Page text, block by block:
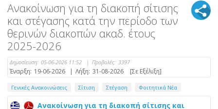
Ανακοίνωση για τη διακοπή σίτισης
και στέγασης κατά την περίοδο των
θερινών διακοπών ακαδ. έτους
2025-2026
Δημοσίευση: 05-06-2026 11:52 | Προβολές: 3397
Έναρξη: 19-06-2026 | Λήξη: 31-08-2026 [Σε Εξέλιξη]
Γενικές Ανακοινώσεις Σίτιση Στέγαση Φοιτητικά Νέα
Ανακοίνωση για τη διακοπή σίτισης και